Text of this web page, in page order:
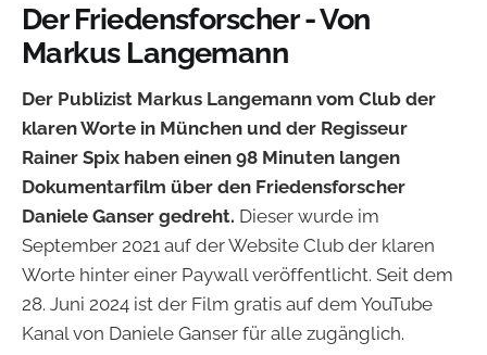
Der Friedensforscher - Von
Markus Langemann
Der Publizist Markus Langemann vom Club der
klaren Worte in München und der Regisseur
Rainer Spix haben einen 98 Minuten langen
Dokumentarfilm über den Friedensforscher
Daniele Ganser gedreht. Dieser wurde im
September 2021 auf der Website Club der klaren
Worte hinter einer Paywall veröffentlicht. Seit dem
28. Juni 2024 ist der Film gratis auf dem YouTube
Kanal von Daniele Ganser für alle zugänglich.